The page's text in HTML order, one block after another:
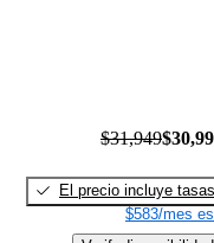
$31,949
El precio incluye tasas
$583/mes